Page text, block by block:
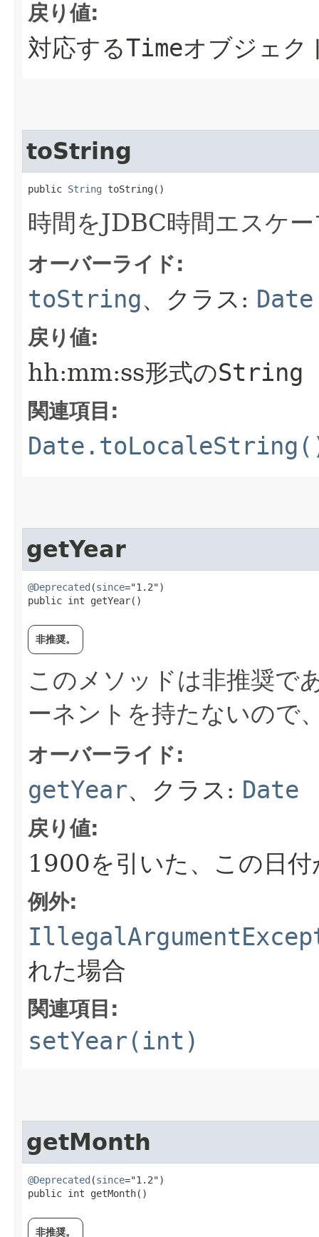
戻り値:
対応するTimeオブジェク
toString
public String toString()
時間をJDBC時間エスケ
オーバーライド:
toString、クラス: Date
戻り値:
hh:mm:ss形式のString
関連項目:
getYear
@Deprecated (since="1.2")
public int getYear()
非推奨。
このメソッドは非推奨で
ーネントを持たないので
オーバーライド:
getYear、クラス: Date
戻り値:
1900を引いた、この日付
例外:
れた場合
関連項目:
setYear(int)
getMonth
@Deprecated (since="1.2")
public int getMonth()
非推奨。